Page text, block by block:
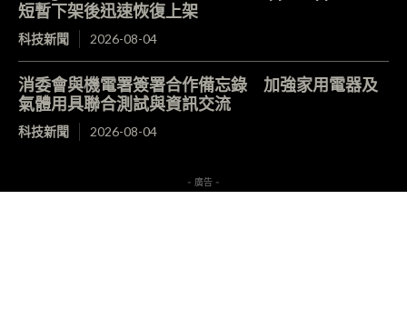
短暫下架後迅速恢復上架
科技新聞 2026-08-04
消委會與機電署簽署合作備忘錄 加強家用電器及
氣體用具聯合測試與資訊交流
科技新聞 2026-08-04
- 廣告 -